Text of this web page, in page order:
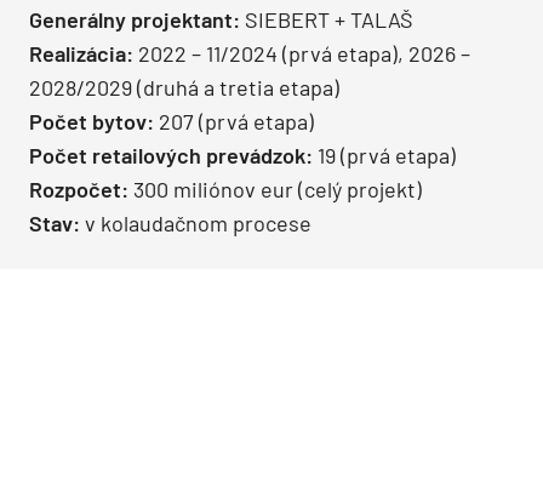
Generálny projektant: SIEBERT + TALAŠ
Realizácia: 2022 – 11/2024 (prvá etapa), 2026 –
2028/2029 (druhá a tretia etapa)
Počet bytov: 207 (prvá etapa)
Počet retailových prevádzok: 19 (prvá etapa)
Rozpočet: 300 miliónov eur (celý projekt)
Stav: v kolaudačnom procese